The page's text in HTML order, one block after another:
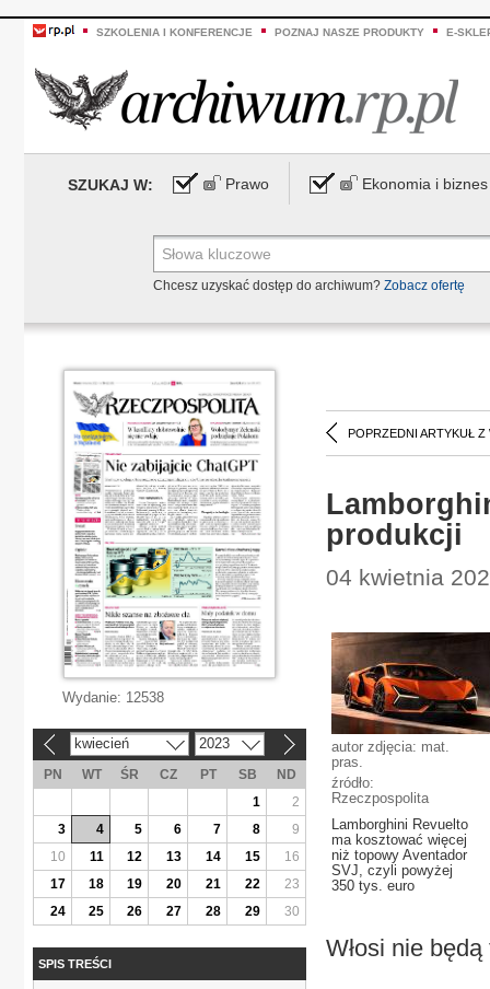
SZKOLENIA I KONFERENCJE POZNAJ NASZE PRODUKTY E-
SZUKAJ W: Prawo Ekonomia i biznes
Chcesz uzyskać dostęp do archiwum? Zobacz ofertę
POPRZEDNI ARTYKUŁ Z
produkcji
04 kwietnia
autor zdjęcia: mat.
pras.
źródło:
Rzeczpospolita
Lamborghini Revuelto
ma kosztować więcej
niż topowy Aventador
SVJ, czyli powyżej
350 tys. euro
Włosi nie
Wydanie: 12538
kwiecień 2023
PN WT ŚR CZ PT SB
ND
1
2
3
4 5 6 7 8
9
10
11 12 13 14 15
16
17
18 19 20 21 22
23
24
25 26 27 28 29 30
SPIS TREŚCI